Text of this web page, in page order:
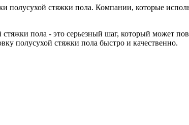
полусухой стяжки пола. Компании, которые
пола - это серьезный шаг, который может
полусухой стяжки пола быстро и качественно.